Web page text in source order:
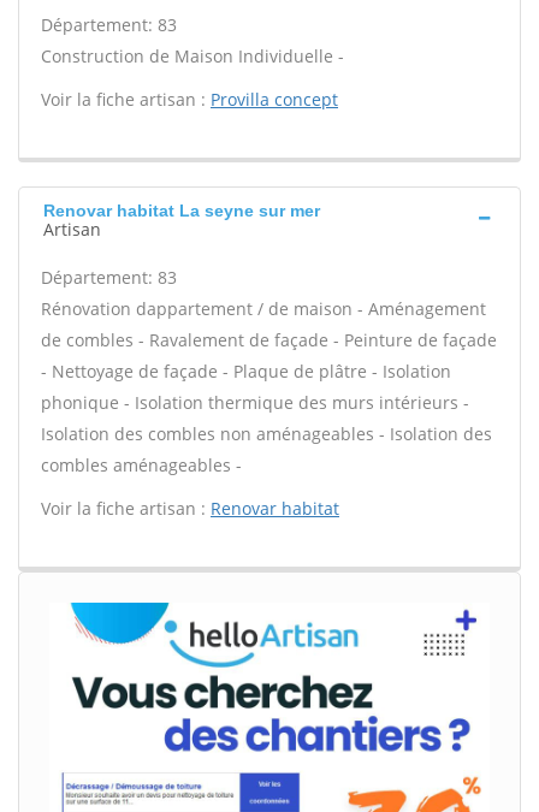
Département: 83
Construction de Maison Individuelle -
Voir la fiche artisan : Provilla concept
Renovar habitat La seyne sur mer
Artisan
Département: 83
Rénovation dappartement / de maison - Aménagement
de combles - Ravalement de façade - Peinture de façade
- Nettoyage de façade - Plaque de plâtre - Isolation
phonique - Isolation thermique des murs intérieurs -
Isolation des combles non aménageables - Isolation des
combles aménageables -
Voir la fiche artisan : Renovar habitat